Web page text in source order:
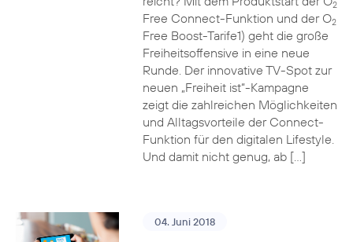
2
Free Connect-Funktion und der O2
Free Boost-Tarife1) geht die große
Freiheitsoffensive in eine neue
Runde. Der innovative TV-Spot zur
neuen „Freiheit ist“-Kampagne
zeigt die zahlreichen Möglichkeiten
und Alltagsvorteile der Connect-
Funktion für den digitalen Lifestyle.
Und damit nicht genug, ab […]
04. Juni 2018